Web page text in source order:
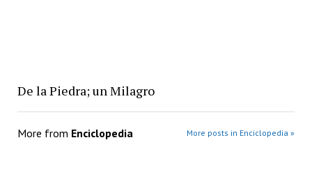
De la Piedra; un Milagro
More from Enciclopedia More posts in Enciclopedia »